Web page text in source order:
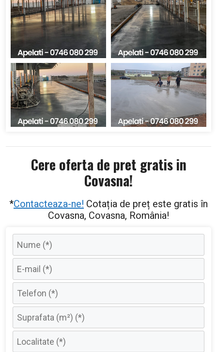
Cere oferta de pret gratis in
Covasna!
*Contacteaza-ne! Cotația de preț este gratis în
Covasna, Covasna, România!